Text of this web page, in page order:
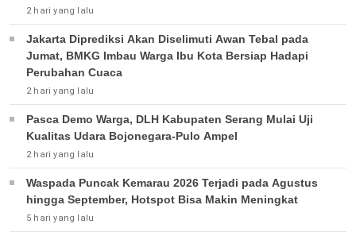
2 hari yang lalu
Jakarta Diprediksi Akan Diselimuti Awan Tebal pada
Jumat, BMKG Imbau Warga Ibu Kota Bersiap Hadapi
Perubahan Cuaca
2 hari yang lalu
Pasca Demo Warga, DLH Kabupaten Serang Mulai Uji
Kualitas Udara Bojonegara-Pulo Ampel
2 hari yang lalu
Waspada Puncak Kemarau 2026 Terjadi pada Agustus
hingga September, Hotspot Bisa Makin Meningkat
5 hari yang lalu